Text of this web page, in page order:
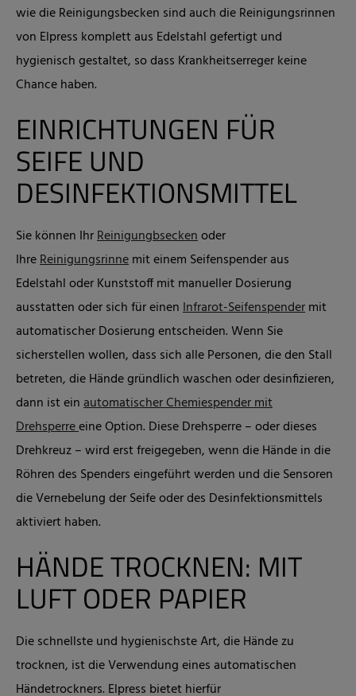
wie die Reinigungsbecken sind auch die Reinigungsrinnen
von Elpress komplett aus Edelstahl gefertigt und
hygienisch gestaltet, so dass Krankheitserreger keine
Chance haben.
EINRICHTUNGEN FÜR
SEIFE UND
DESINFEKTIONSMITTEL
Sie können IhrReinigungbseckenoder
IhreReinigungsrinnemit einem Seifenspender aus
Edelstahl oder Kunststoff mit manueller Dosierung
ausstatten oder sich für einenInfrarot-Seifenspendermit
automatischer Dosierung entscheiden. Wenn Sie
sicherstellen wollen, dass sich alle Personen, die den Stall
betreten, die Hände gründlich waschen oder desinfizieren,
dann ist einautomatischer Chemiespender mit
Drehsperreeine Option. Diese Drehsperre – oder dieses
Drehkreuz – wird erst freigegeben, wenn die Hände in die
Röhren des Spenders eingeführt werden und die Sensoren
die Vernebelung der Seife oder des Desinfektionsmittels
aktiviert haben.
HÄNDE TROCKNEN: MIT
LUFT ODER PAPIER
Die schnellste und hygienischste Art, die Hände zu
trocknen, ist die Verwendung eines automatischen
Händetrockners. Elpress bietet hierfür